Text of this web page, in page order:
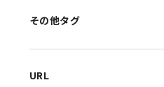
その他タグ
URL